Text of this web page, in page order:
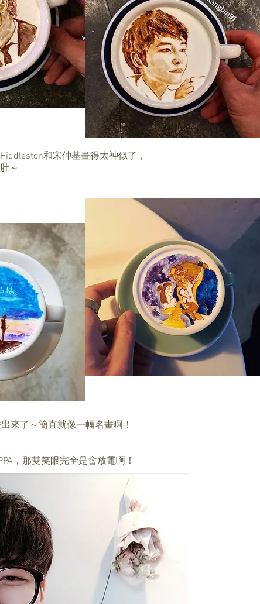
和宋仲基畫得太神似了，
～
來了～簡直就像一幅名畫啊！
，那雙笑眼完全是會放電啊！